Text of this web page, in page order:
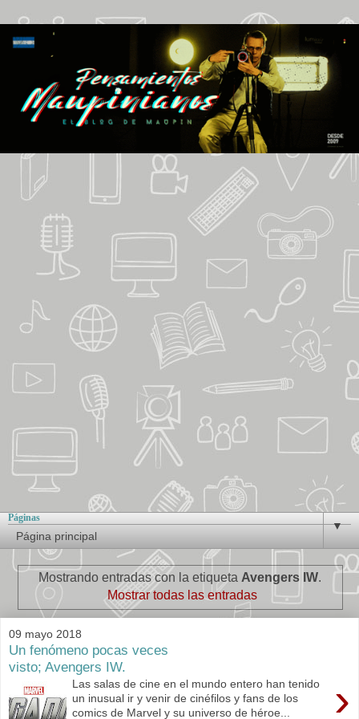
Páginas
▼
Mostrando entradas con la etiqueta Avengers IW.
Mostrar todas las entradas
09 mayo 2018
Un fenómeno pocas veces
visto; Avengers IW.
›
Las salas de cine en el mundo entero han tenido
un inusual ir y venir de cinéfilos y fans de los
comics de Marvel y su universo de héroe...